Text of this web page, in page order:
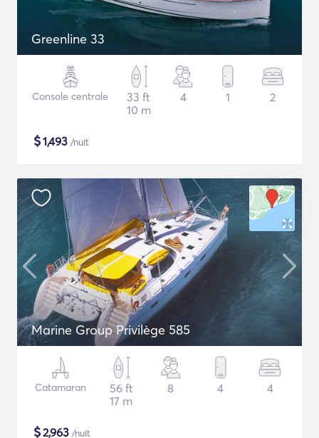
Greenline 33
Console centrale
33 ft
10 m
4 1 2
$1,493 /nuit
Marine Group Privilège 585
Catamaran
56 ft
17 m
8 4 4
$2,963 /nuit